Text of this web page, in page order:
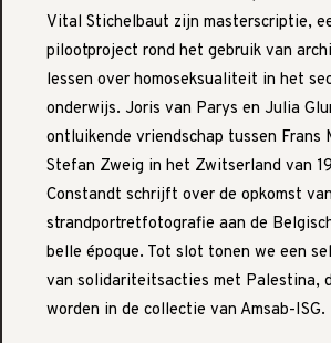
Vital Stichelbaut zijn masterscriptie,
pilootproject rond het gebruik van
lessen over homoseksualiteit in het
onderwijs. Joris van Parys en Julia
ontluikende vriendschap tussen Frans
Stefan Zweig in het Zwitserland van
Constandt schrijft over de opkomst
strandportretfotografie aan de
belle époque. Tot slot tonen we een
van solidariteitsacties met Palestina,
worden in de collectie van Amsab-ISG.